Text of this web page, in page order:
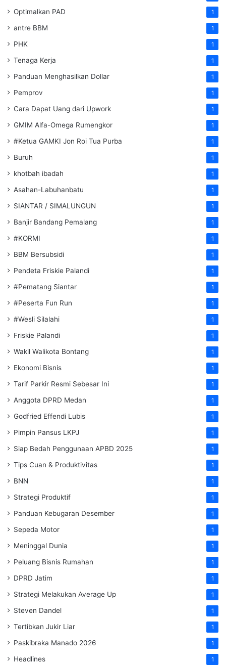
Optimalkan PAD 1
antre BBM 1
PHK 1
Tenaga Kerja 1
Panduan Menghasilkan Dollar 1
Pemprov 1
Cara Dapat Uang dari Upwork 1
GMIM Alfa-Omega Rumengkor 1
#Ketua GAMKI Jon Roi Tua Purba 1
Buruh 1
khotbah ibadah 1
Asahan-Labuhanbatu 1
SIANTAR / SIMALUNGUN 1
Banjir Bandang Pemalang 1
#KORMI 1
BBM Bersubsidi 1
Pendeta Friskie Palandi 1
#Pematang Siantar 1
#Peserta Fun Run 1
#Wesli Silalahi 1
Friskie Palandi 1
Wakil Walikota Bontang 1
Ekonomi Bisnis 1
Tarif Parkir Resmi Sebesar Ini 1
Anggota DPRD Medan 1
Godfried Effendi Lubis 1
Pimpin Pansus LKPJ 1
Siap Bedah Penggunaan APBD 2025 1
Tips Cuan & Produktivitas 1
BNN 1
Strategi Produktif 1
Panduan Kebugaran Desember 1
Sepeda Motor 1
Meninggal Dunia 1
Peluang Bisnis Rumahan 1
DPRD Jatim 1
Strategi Melakukan Average Up 1
Steven Dandel 1
Tertibkan Jukir Liar 1
Paskibraka Manado 2026 1
Headlines 1